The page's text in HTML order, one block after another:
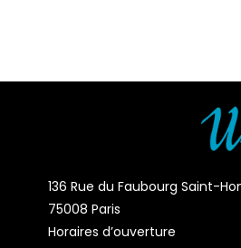
136 Rue du Faubourg Saint-
75008 Paris
Horaires d’ouverture